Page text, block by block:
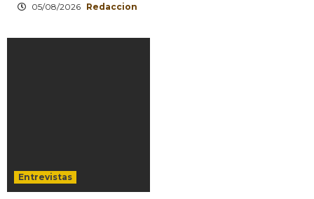
05/08/2026 Redaccion
Entrevistas